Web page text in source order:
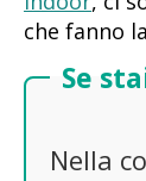
che fanno
Se
Nella